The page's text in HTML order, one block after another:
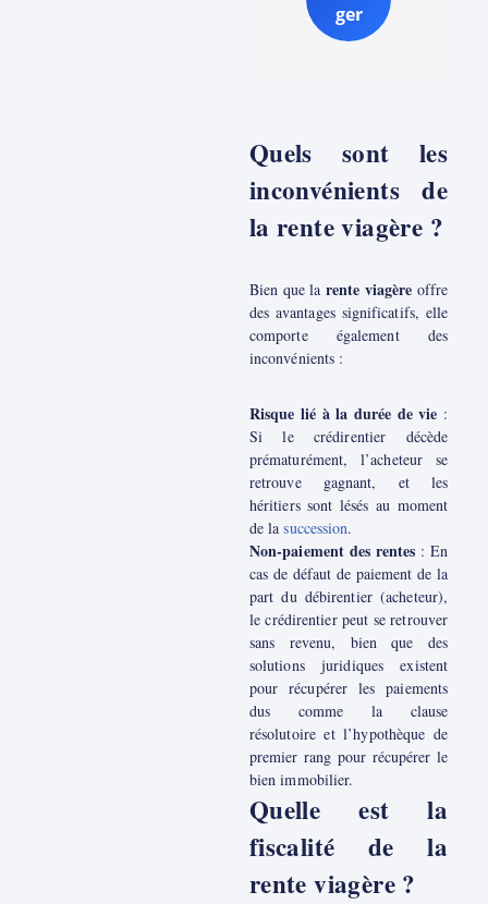
ger
Quels sont les
inconvénients de
la rente viagère ?
Bien que la rente viagère offre
des avantages significatifs, elle
comporte également des
inconvénients :
Risque lié à la durée de vie :
Si le crédirentier décède
prématurément, l’acheteur se
retrouve gagnant, et les
héritiers sont lésés au moment
de lasuccession.
Non-paiement des rentes : En
cas de défaut de paiement de la
part du débirentier (acheteur),
le crédirentier peut se retrouver
sans revenu, bien que des
solutions juridiques existent
pour récupérer les paiements
dus comme la clause
résolutoire et l’hypothèque de
premier rang pour récupérer le
bien immobilier.
Quelle est la
fiscalité de la
rente viagère ?